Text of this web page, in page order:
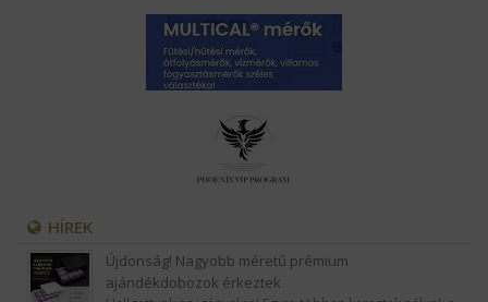
HÍREK
Újdonság! Nagyobb méretű prémium
ajándékdobozok érkeztek